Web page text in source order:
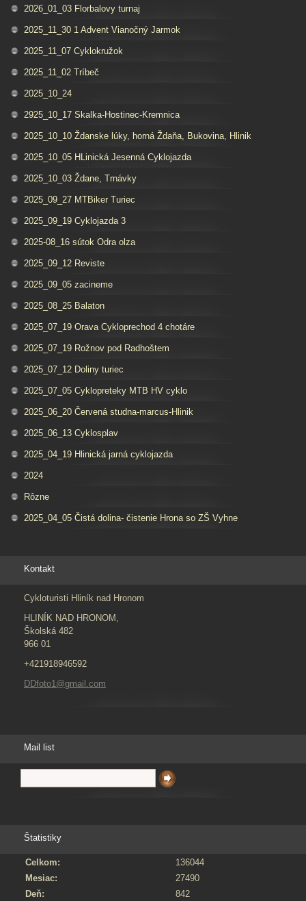
2026_01_03 Florbalovy turnaj
2025_11_30 1 Advent Vianočný Jarmok
2025_11_07 Cyklokružok
2025_11_02 Tríbeč
2025_10_24
2925_10_17 Skalka-Hostinec-Kremnica
2025_10_10 Ždanske lúky, horná Ždaňa, Bukovina, Hlinik
2025_10_05 HLinická Jesenná Cyklojazda
2025_10_03 Ždane, Trnávky
2025_09_27 MTBiker Turiec
2025_09_19 Cyklojazda 3
2025-08_16 sútok Odra olza
2025_09_12 Reviste
2025_09_05 zacineme
2025_08_25 Balaton
2025_07_19 Orava Cykloprechod 4 chotáre
2025_07_19 Rožnov pod Radhoštem
2025_07_12 Doliny turiec
2025_07_05 Cyklopreteky MTB HV cyklo
2025_06_20 Červená studna-marcus-Hlinik
2025_06_13 Cyklosplav
2025_04_19 Hlinická jarná cyklojazda
2024
Rôzne
2025_04_05 Čistá dolina- čistenie Hrona so ZŠ Vyhne
Kontakt
Cykloturisti Hliník nad Hronom
HLINÍK NAD HRONOM,
Školská 482
966 01
+421918946592
DDfoto1@gmail.com
Mail list
Štatistiky
Celkom:
136044
Mesiac:
27490
Deň:
842